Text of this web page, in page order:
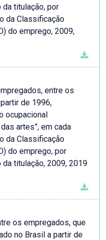
da titulação, por
da Classificação
do emprego, 2009,
entre os
de 1996,
ocupacional
artes”, em cada
da Classificação
do emprego, por
titulação, 2009, 2019
os empregados, que
no Brasil a partir de